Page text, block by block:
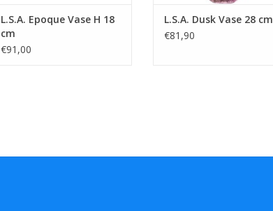
L.S.A. Epoque Vase H 18
cm
€91,00
L.S.A. Dusk Vase 28 cm
€81,90